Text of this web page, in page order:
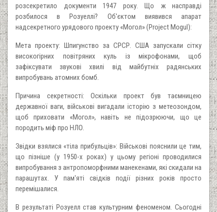
розсекретило документи 1947 року. Що ж насправді
розбилося в Розуеллі? Об'єктом виявився апарат
надсекретного урядового проекту «Могол» (Project Mogul):
Мета проекту: Шпигунство за СРСР. США запускали сітку
високогірних повітряних куль із мікрофонами, щоб
зафіксувати звукові хвилі від майбутніх радянських
випробувань атомних бомб.
Причина секретності: Оскільки проект був таємницею
державної ваги, військові вигадали історію з метеозондом,
щоб приховати «Могол», навіть не підозрюючи, що це
породить міф про НЛО.
Звідки взялися «тіла прибульців»: Військові пояснили це тим,
що пізніше (у 1950-х роках) у цьому регіоні проводилися
випробування з антропоморфними манекенами, які скидали на
парашутах. У пам'яті свідків події різних років просто
перемішалися.
В результаті Розуелл став культурним феноменом. Сьогодні